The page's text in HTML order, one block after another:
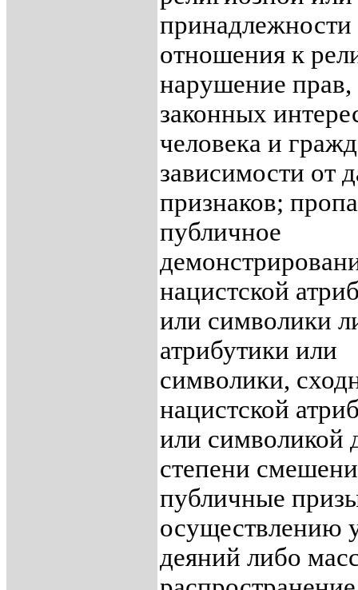
принадлежности
отношения к
нарушение прав,
законных
человека и
зависимости от
признаков;
публичное
нацистской
или символики
атрибутики или
символики,
нацистской
или символикой
степени
публичные
осуществлению
деяний либо